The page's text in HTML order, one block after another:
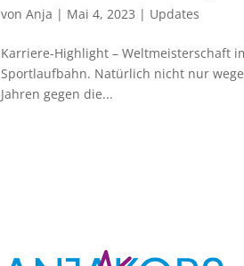
vonAnja | Mai 4, 2023 | Updates
Karriere-Highlight – Weltmeisterschaft
Sportlaufbahn. Natürlich nicht nur
Jahren gegen die...